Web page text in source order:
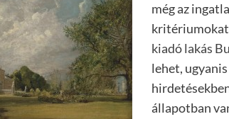
még az
kiadó lakás
lehet,
állapotban